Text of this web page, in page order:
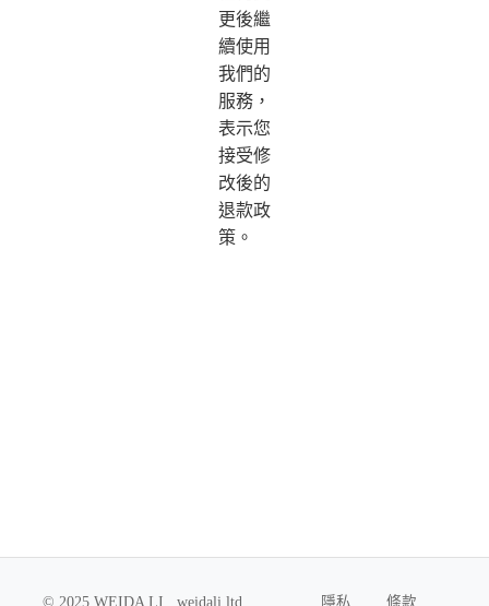
更後繼
續使用
我們的
服務，
表示您
接受修
改後的
退款政
策。
© 2025 WEIDA LI , weidali ltd , 隱私 條款